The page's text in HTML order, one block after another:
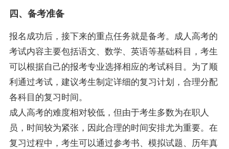
四、备考准备
报名成功后，接下来的重点任务就是备考。成人高考的
考试内容主要包括语文、数学、英语等基础科目，考生
可以根据自己的报考专业选择相应的考试科目。为了顺
利通过考试，建议考生制定详细的复习计划，合理分配
各科目的复习时间。
成人高考的难度相对较低，但由于考生多数为在职人
员，时间较为紧张，因此合理的时间安排尤为重要。在
复习过程中，考生可以通过参考书、模拟试题、历年真